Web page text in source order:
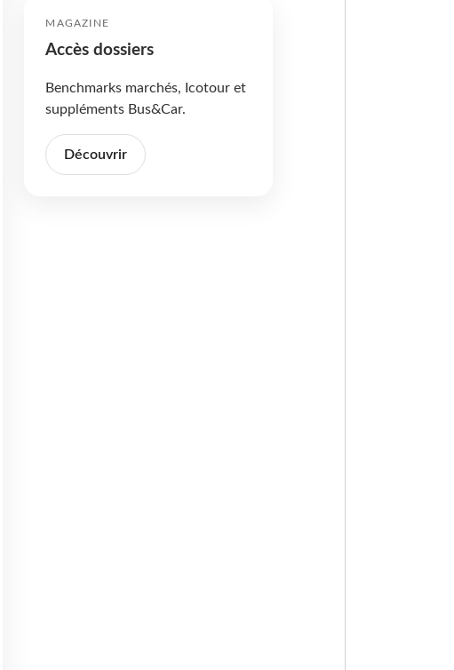
MAGAZINE
Accès dossiers
Benchmarks marchés, Icotour et
suppléments Bus&Car.
Découvrir